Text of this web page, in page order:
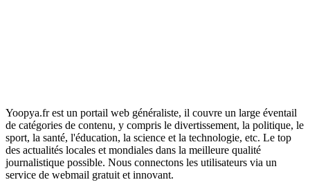
Yoopya.fr est un portail web généraliste, il couvre un large éventail
de catégories de contenu, y compris le divertissement, la politique, le
sport, la santé, l'éducation, la science et la technologie, etc. Le top
des actualités locales et mondiales dans la meilleure qualité
journalistique possible. Nous connectons les utilisateurs via un
service de webmail gratuit et innovant.